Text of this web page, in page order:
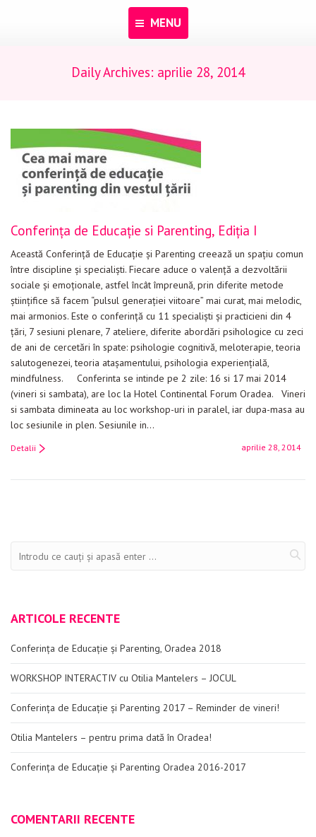
MENU
Acasă
Programe
Pentru dascăli
Evenimente
Anunțuri
Contact
Daily Archives: aprilie 28, 2014
Conferința de Educație si Parenting, Ediția I
Această Conferință de Educație și Parenting creează un spațiu comun
între discipline și specialiști. Fiecare aduce o valență a dezvoltării
sociale și emoționale, astfel încât împreună, prin diferite metode
științifice să facem “pulsul generației viitoare” mai curat, mai melodic,
mai armonios. Este o conferință cu 11 specialiști și practicieni din 4
țări, 7 sesiuni plenare, 7 ateliere, diferite abordări psihologice cu zeci
de ani de cercetări în spate: psihologie cognitivă, meloterapie, teoria
salutogenezei, teoria atașamentului, psihologia experiențială,
mindfulness. Conferinta se intinde pe 2 zile: 16 si 17 mai 2014
(vineri si sambata), are loc la Hotel Continental Forum Oradea. Vineri
si sambata dimineata au loc workshop-uri in paralel, iar dupa-masa au
loc sesiunile in plen. Sesiunile in…
aprilie 28, 2014
Detalii
ARTICOLE RECENTE
Conferința de Educație și Parenting, Oradea 2018
WORKSHOP INTERACTIV cu Otilia Mantelers – JOCUL
Conferința de Educație și Parenting 2017 – Reminder de vineri!
Otilia Mantelers – pentru prima dată în Oradea!
Conferința de Educație și Parenting Oradea 2016-2017
COMENTARII RECENTE